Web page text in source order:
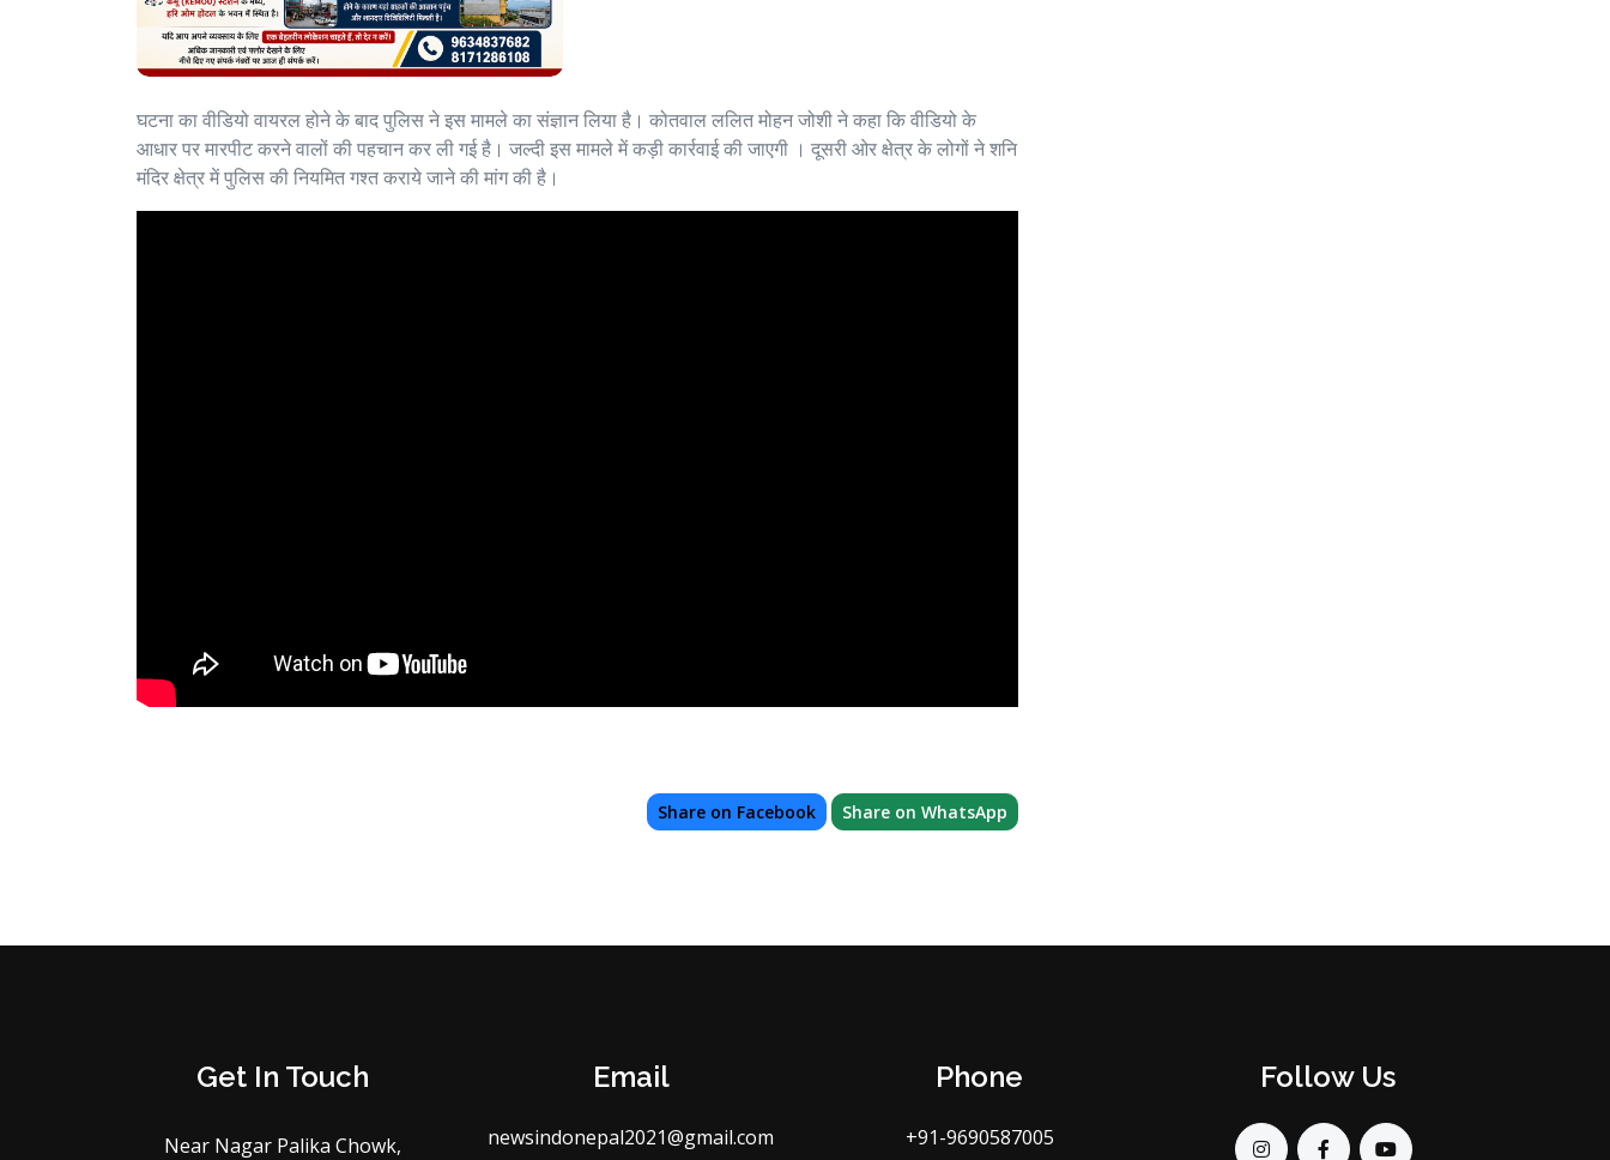
घटना का वीडियो वायरल होने के बाद पुलिस ने इस मामले का संज्ञान लिया है। कोतवाल ललित मोहन जोशी ने कहा कि वीडियो के
आधार पर मारपीट करने वालों की पहचान कर ली गई है। जल्दी इस मामले में कड़ी कार्रवाई की जाएगी । दूसरी ओर क्षेत्र के लोगों ने शनि
मंदिर क्षेत्र में पुलिस की नियमित गश्त कराये जाने की मांग की है।
Share on Facebook Share on WhatsApp
Get In Touch
Near Nagar Palika Chowk,
Email
newsindonepal2021@gmail.com
Phone
+91-9690587005
Follow Us